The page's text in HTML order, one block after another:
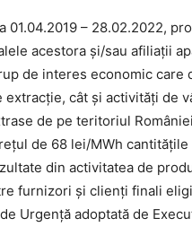
01.04.2019 – 28.02.2022,
acestora şi/sau afiliaţii
de interes economic care
extracţie, cât şi activităţi de
de pe teritoriul
de 68 lei/MWh cantităţile
din activitatea de
furnizori şi clienţi finali
Urgenţă adoptată de